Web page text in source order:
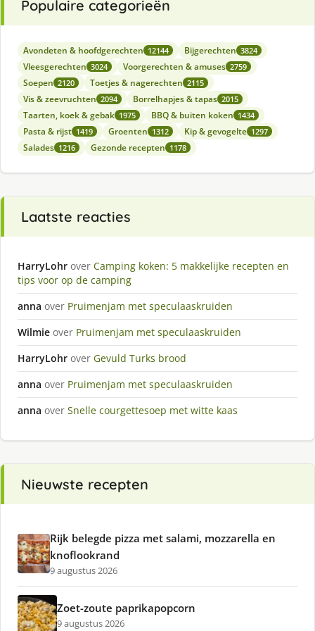
Populaire categorieën
Avondeten & hoofdgerechten 12144 Bijgerechten 3824
Vleesgerechten 3024 Voorgerechten & amuses 2759
Soepen 2120 Toetjes & nagerechten 2115
Vis & zeevruchten 2094 Borrelhapjes & tapas 2015
Taarten, koek & gebak 1975 BBQ & buiten koken 1434
Pasta & rijst 1419 Groenten 1312 Kip & gevogelte 1297
Salades 1216 Gezonde recepten 1178
Laatste reacties
HarryLohr over Camping koken: 5 makkelijke recepten en
tips voor op de camping
anna over Pruimenjam met speculaaskruiden
Wilmie over Pruimenjam met speculaaskruiden
HarryLohr over Gevuld Turks brood
anna over Pruimenjam met speculaaskruiden
anna over Snelle courgettesoep met witte kaas
Nieuwste recepten
Rijk belegde pizza met salami, mozzarella en
knoflookrand
9 augustus 2026
Zoet-zoute paprikapopcorn
9 augustus 2026